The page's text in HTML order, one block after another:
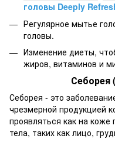
головы Deeply
Регулярное мытье
головы.
Изменение диеты,
жиров, витаминов и
Себорея
Себорея - это
чрезмерной продукцией
проявляться как на коже
тела, таких как лицо,